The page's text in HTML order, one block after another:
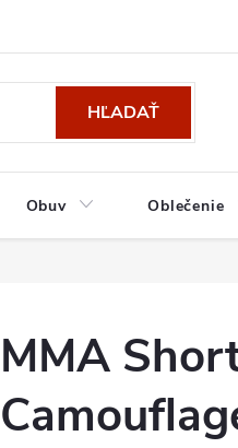
HĽADAŤ
Obuv Oblečenie
MMA